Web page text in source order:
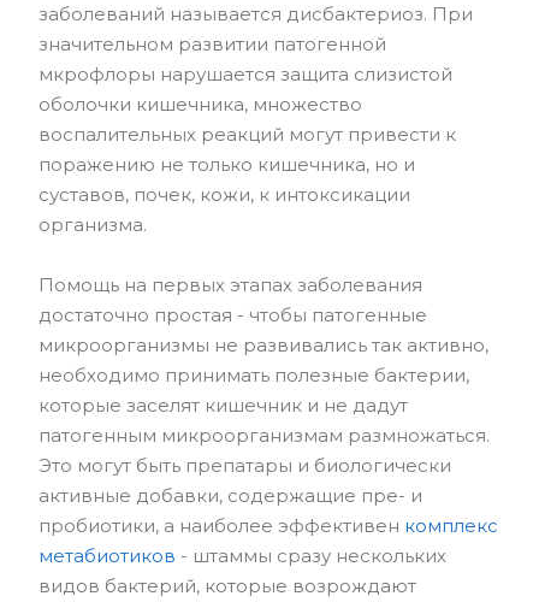
заболеваний называется дисбактериоз. При
значительном развитии патогенной
мкрофлоры нарушается защита слизистой
оболочки кишечника, множество
воспалительных реакций могут привести к
поражению не только кишечника, но и
суставов, почек, кожи, к интоксикации
организма.
Помощь на первых этапах заболевания
достаточно простая - чтобы патогенные
микроорганизмы не развивались так активно,
необходимо принимать полезные бактерии,
которые заселят кишечник и не дадут
патогенным микроорганизмам размножаться.
Это могут быть препатары и биологически
активные добавки, содержащие пре- и
пробиотики, а наиболее эффективен комплекс
метабиотиков - штаммы сразу нескольких
видов бактерий, которые возрождают